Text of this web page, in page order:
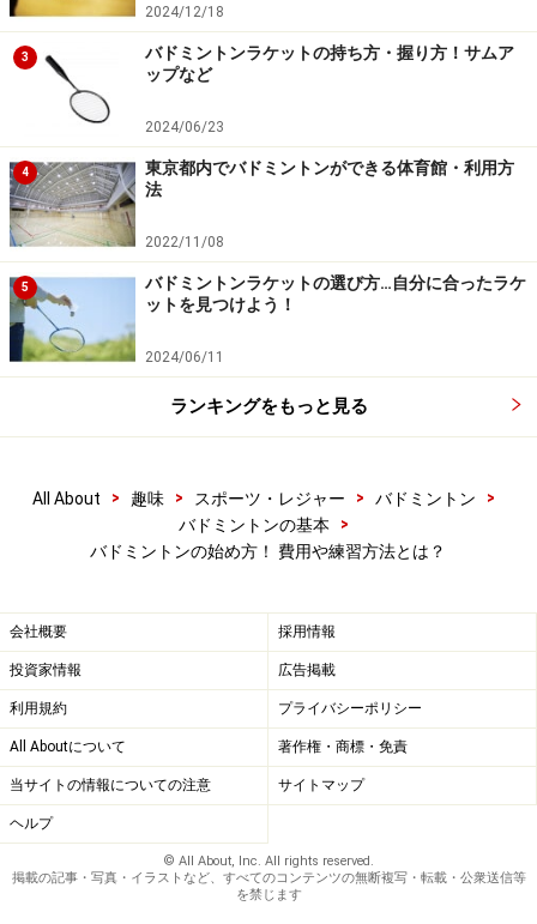
初心者の受け入れの可否もチームによって違います。
根気よく探して、勇気をもって参加してみてください。
経験上、初心者の受け入れがOKのチームは勝ち負けより
も「楽しくやりましょう」というスタンスが多い傾向が
あります。チームに入れば同じ志の仲間もできますし、
練習の幅も増えます。また指導してくれる人がいるかも
知れませんから、良いことばかりのはず。
もちろん、自分の友人・知人たちだけでする、という選
択肢もありです。都内であれば、一般公開している体育
い、ということはありません。
初心者向けチームに入れば練習の幅も増え
て、良いことばかり
としての面もありますが、やはりバドミントンは競技で
す。せっかく練習するのですから、自分の成長を測る意
味でも定期的に試合に出た方がいいでしょう。目標にも
なりますし、モチベーションにもなります。そして真剣
勝負の中でしか感じられないこともあるのです。知らな
い人たちと勝負して、自分の強さや弱さが分かることは
多々あります。
試合は大小にこだわらなければ、各地で行われていま
2024/12/18
3
バドミントンラケットの持ち方・握り方！サムア
ップなど
2024/06/23
4
東京都内でバドミントンができる体育館・利用方
法
2022/11/08
5
バドミントンラケットの選び方…自分に合ったラケ
ットを見つけよう！
2024/06/11
ランキングをもっと見る
All About > 趣味 > スポーツ・レジャー > バドミントン
>
バドミントンの基本
>
バドミントンの始め方！ 費用や練習方法とは？
会社概要 採用情報
投資家情報 広告掲載
利用規約 プライバシーポリシー
All Aboutについて 著作権・商標・免責
当サイトの情報についての注意 サイトマップ
ヘルプ
© All About, Inc. All rights reserved.
掲載の記事・写真・イラストなど、すべてのコンテンツの無断複写・転載・公衆送信等
を禁じます